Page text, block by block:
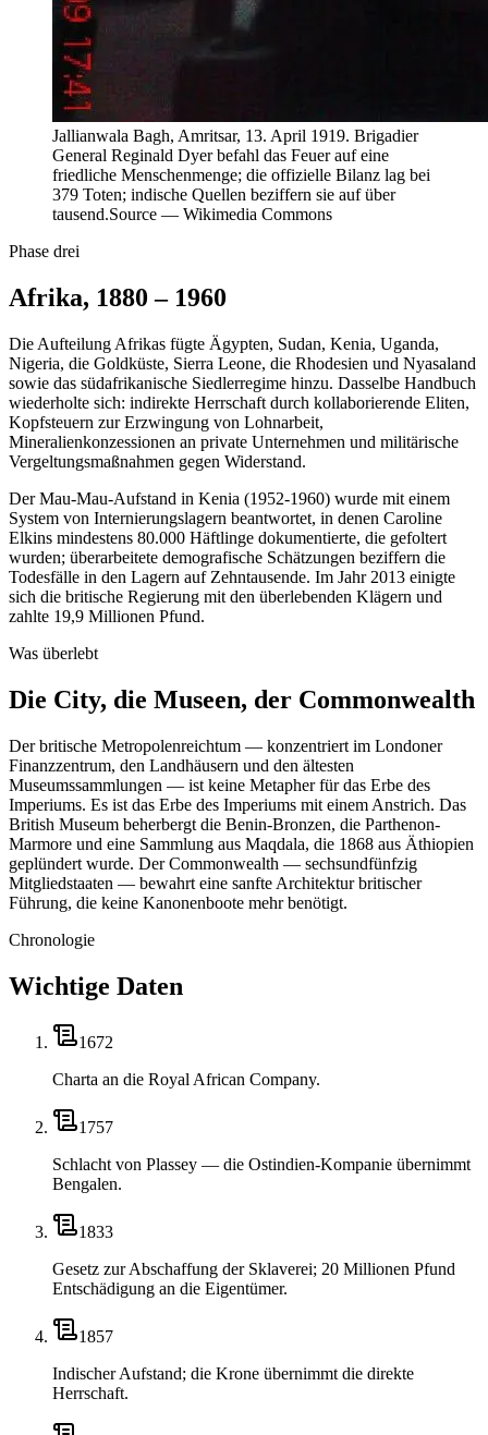
Jallianwala Bagh, Amritsar, 13. April 1919. Brigadier
General Reginald Dyer befahl das Feuer auf eine
friedliche Menschenmenge; die offizielle Bilanz lag bei
379 Toten; indische Quellen beziffern sie auf über
tausend.Source — Wikimedia Commons
Phase drei
Afrika, 1880 – 1960
Die Aufteilung Afrikas fügte Ägypten, Sudan, Kenia, Uganda,
Nigeria, die Goldküste, Sierra Leone, die Rhodesien und Nyasaland
sowie das südafrikanische Siedlerregime hinzu. Dasselbe Handbuch
wiederholte sich: indirekte Herrschaft durch kollaborierende Eliten,
Kopfsteuern zur Erzwingung von Lohnarbeit,
Mineralienkonzessionen an private Unternehmen und militärische
Vergeltungsmaßnahmen gegen Widerstand.
Der Mau-Mau-Aufstand in Kenia (1952-1960) wurde mit einem
System von Internierungslagern beantwortet, in denen Caroline
Elkins mindestens 80.000 Häftlinge dokumentierte, die gefoltert
wurden; überarbeitete demografische Schätzungen beziffern die
Todesfälle in den Lagern auf Zehntausende. Im Jahr 2013 einigte
sich die britische Regierung mit den überlebenden Klägern und
zahlte 19,9 Millionen Pfund.
Was überlebt
Die City, die Museen, der Commonwealth
Der britische Metropolenreichtum — konzentriert im Londoner
Finanzzentrum, den Landhäusern und den ältesten
Museumssammlungen — ist keine Metapher für das Erbe des
Imperiums. Es ist das Erbe des Imperiums mit einem Anstrich. Das
British Museum beherbergt die Benin-Bronzen, die Parthenon-
Marmore und eine Sammlung aus Maqdala, die 1868 aus Äthiopien
geplündert wurde. Der Commonwealth — sechsundfünfzig
Mitgliedstaaten — bewahrt eine sanfte Architektur britischer
Führung, die keine Kanonenboote mehr benötigt.
Chronologie
Wichtige Daten
1672
Charta an die Royal African Company.
1757
Schlacht von Plassey — die Ostindien-Kompanie übernimmt
Bengalen.
1833
Gesetz zur Abschaffung der Sklaverei; 20 Millionen Pfund
Entschädigung an die Eigentümer.
1857
Indischer Aufstand; die Krone übernimmt die direkte
Herrschaft.